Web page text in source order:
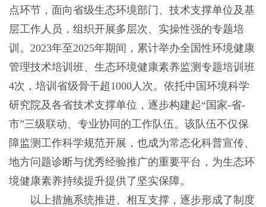
点环节，面向省级生态环境部门、技术支撑单位及基
层工作人员，组织开展多层次、实操性强的专题培
训。2023年至2025年期间，累计举办全国性环境健康
管理技术培训班、生态环境健康素养监测专题培训班
4次，培训省级骨干超1000人次。依托中国环境科学
研究院及各省技术支撑单位，逐步构建起“国家-省-
市”三级联动、专业协同的工作队伍。该队伍不仅保
障监测工作科学规范开展，也成为常态化科普宣传、
地方问题诊断与优秀经验推广的重要平台，为生态环
境健康素养持续提升提供了坚实保障。
以上措施系统推进、相互支撑，逐步形成了制度